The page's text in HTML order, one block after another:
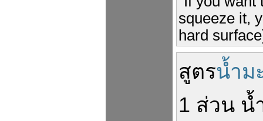
squeeze it,
hard
สูตรน้ำม
1 ส่วน น้